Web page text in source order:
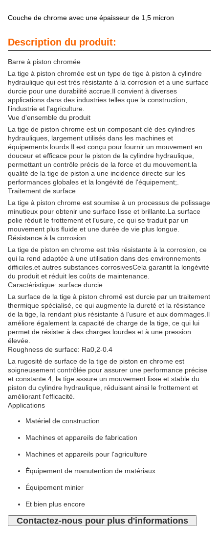
Couche de chrome avec une épaisseur de 1,5 micron
Description du produit:
Barre à piston chromée
La tige à piston chromée est un type de tige à piston à cylindre
hydraulique qui est très résistante à la corrosion et a une surface
durcie pour une durabilité accrue.Il convient à diverses
applications dans des industries telles que la construction,
l'industrie et l'agriculture.
Vue d'ensemble du produit
La tige de piston chrome est un composant clé des cylindres
hydrauliques, largement utilisés dans les machines et
équipements lourds.Il est conçu pour fournir un mouvement en
douceur et efficace pour le piston de la cylindre hydraulique,
permettant un contrôle précis de la force et du mouvement.la
qualité de la tige de piston a une incidence directe sur les
performances globales et la longévité de l'équipement;.
Traitement de surface
La tige à piston chrome est soumise à un processus de polissage
minutieux pour obtenir une surface lisse et brillante.La surface
polie réduit le frottement et l'usure, ce qui se traduit par un
mouvement plus fluide et une durée de vie plus longue.
Résistance à la corrosion
La tige de piston en chrome est très résistante à la corrosion, ce
qui la rend adaptée à une utilisation dans des environnements
difficiles.et autres substances corrosivesCela garantit la longévité
du produit et réduit les coûts de maintenance.
Caractéristique: surface durcie
La surface de la tige à piston chromé est durcie par un traitement
thermique spécialisé, ce qui augmente la dureté et la résistance
de la tige, la rendant plus résistante à l'usure et aux dommages.Il
améliore également la capacité de charge de la tige, ce qui lui
permet de résister à des charges lourdes et à une pression
élevée.
Roughness de surface: Ra0,2-0.4
La rugosité de surface de la tige de piston en chrome est
soigneusement contrôlée pour assurer une performance précise
et constante.4, la tige assure un mouvement lisse et stable du
piston du cylindre hydraulique, réduisant ainsi le frottement et
améliorant l'efficacité.
Applications
Matériel de construction
Machines et appareils de fabrication
Machines et appareils pour l'agriculture
Équipement de manutention de matériaux
Équipement minier
Et bien plus encore
Contactez-nous pour plus d'informations